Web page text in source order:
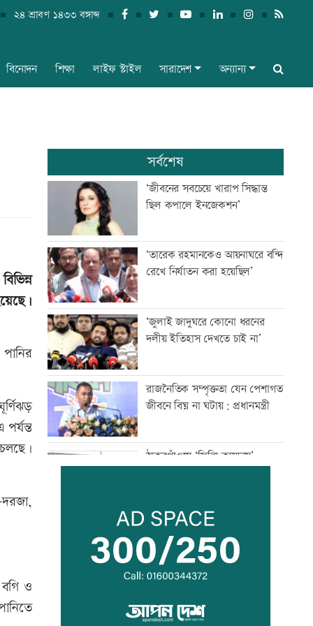
২৪ শ্রাবণ ১৪৩৩ বঙ্গাব্দ
বিনোদন শিক্ষা লাইফ স্টাইল সারাদেশ অন্যান্য
ও
সর্বশেষ
‘জীবনের সবচেয়ে খারাপ সিদ্ধান্ত
ছিল কপালে ইনজেকশন’
‘তারেক রহমানকেও আয়নাঘরে বন্দি
রেখে নির্যাতন করা হয়েছিল’
‘জুলাই জাদুঘরে কোনো ধরনের
দলীয় ইতিহাস দেখতে চাই না’
রাজনৈতিক সম্পৃক্ততা যেন পেশাগত
জীবনে বিঘ্ন না ঘটায়: প্রধানমন্ত্রী
ঠাকুরগাঁওয়ে ‘ফিল্মি কায়দায়’
রংপুর-লালমনিরহাট রুটে ট্রেন
চলাচল বন্ধ
গরু ব্যবসায়ী নিহত